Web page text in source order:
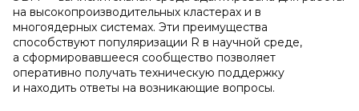
на высокопроизводительных кластерах и в
многоядерных системах. Эти преимущества
способствуют популяризации R в научной среде,
а сформировавшееся сообщество позволяет
оперативно получать техническую поддержку
и находить ответы на возникающие вопросы.